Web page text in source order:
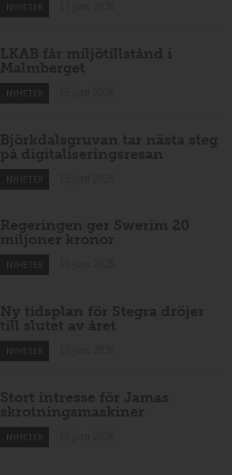
NYHETER
LKAB får miljötillstånd i
Malmberget
NYHETER
Björkdalsgruvan tar nästa steg
på digitaliseringsresan
NYHETER
Regeringen ger Swerim 20
miljoner kronor
NYHETER
Ny tidsplan för Stegra dröjer
till slutet av året
NYHETER
Stort intresse för Jamas
skrotningsmaskiner
NYHETER